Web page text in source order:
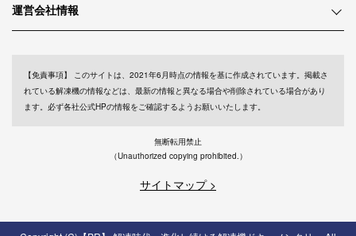
運営会社情報
【免責事項】
このサイトは、2021年6月時点の情報を基に作成されています。掲載さ
れている解凍機の情報などは、最新の情報と異なる場合や削除されている場合があり
ます。必ず各社公式HPの情報をご確認するようお願いいたします。
無断転用禁止
（Unauthorized copying prohibited.）
サイトマップ >